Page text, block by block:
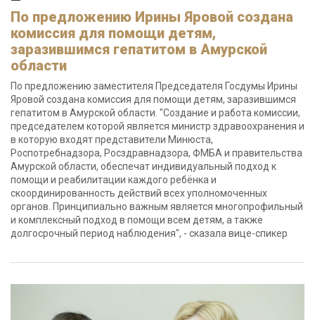
По предложению Ирины Яровой создана
комиссия для помощи детям,
заразившимся гепатитом в Амурской
области
По предложению заместителя Председателя Госдумы Ирины
Яровой создана комиссия для помощи детям, заразившимся
гепатитом в Амурской области. "Создание и работа комиссии,
председателем которой является министр здравоохранения и
в которую входят представители Минюста,
Роспотребнадзора, Росздравнадзора, ФМБА и правительства
Амурской области, обеспечат индивидуальный подход к
помощи и реабилитации каждого ребёнка и
скоординированность действий всех уполномоченных
органов. Принципиально важным является многопрофильный
и комплексный подход в помощи всем детям, а также
долгосрочный период наблюдения", - сказала вице-спикер